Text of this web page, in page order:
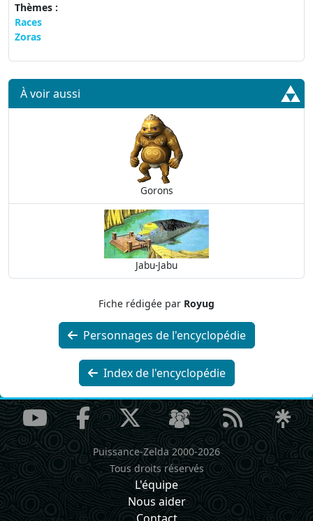
Thèmes :
Races
Zoras
À voir aussi
Gorons
Jabu-Jabu
Fiche rédigée par Royug
Personnages de l'encyclopédie
Index de l'encyclopédie
Puissance-Zelda 2000-2026
Tous droits réservés
L'équipe
Nous aider